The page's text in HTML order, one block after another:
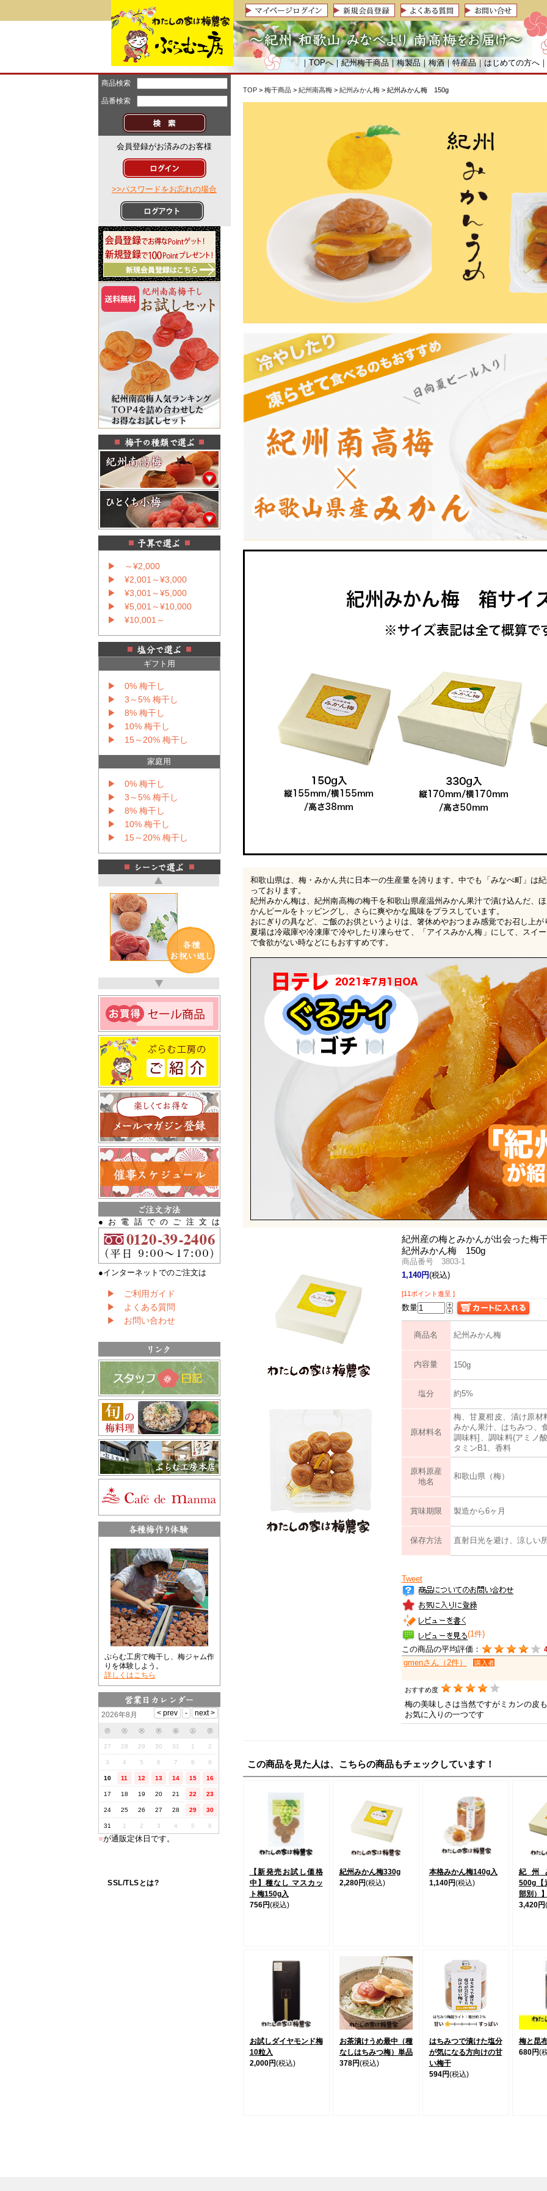
｜TOPへ｜紀州梅干商品 ｜梅製品｜ 梅酒｜ 特産品｜ はじめての方へ ｜
商品検索
品番検索
会員登録がお済みのお客様
>>パスワードをお忘れの場合
▶ ～¥2,000
▶ ¥2,001～¥3,000
▶ ¥3,001～¥5,000
▶ ¥5,001～¥10,000
▶ ¥10,001～
ギフト用
▶ 0% 梅干し
▶ 3～5% 梅干し
▶ 8% 梅干し
▶ 10% 梅干し
▶ 15～20% 梅干し
家庭用
▶ 0% 梅干し
▶ 3～5% 梅干し
▶ 8% 梅干し
▶ 10% 梅干し
▶ 15～20% 梅干し
●お電話でのご注文は
●インターネットでのご注文は
▶ ご利用ガイド
▶ よくある質問
▶ お問い合わせ
ぷらむ工房で梅干し、梅ジャム作
りを体験しよう。
詳しくはこちら
2026年8月
㊊ ㊋ ㊌ ㊍ ㊎ ㊏ ㊐
27 28 29 30 31 1 2
3 4 5 6 7 8 9
10 11 12 13 14 15 16
17 18 19 20 21 22 23
24 25 26 27 28 29 30
31 1 2 3 4 5 6
■が通販定休日です。
SSL/TLSとは?
TOP> 梅干商品> 紀州南高梅> 紀州みかん梅> 紀州みかん梅 150g
和歌山県は、梅・みかん共に日本一の生産量を誇ります。中でも「みなべ町」は
っております。
紀州みかん梅は、紀州南高梅の梅干を和歌山県産温州みかん果汁で漬け込んだ、
かんピールをトッピングし、さらに爽やかな風味をプラスしています。
おにぎりの具など、ご飯のお供というよりは、箸休めやおつまみ感覚でお召し上が
夏場は冷蔵庫や冷凍庫で冷やしたり凍らせて、「アイスみかん梅」にして、スイ
で食欲がない時などにもおすすめです。
紀州産の梅とみかんが出会った梅
紀州みかん梅 150g
商品番号 3803-1
1,140円(税込)
[11ポイント進呈 ]
数量
商品名 紀州みかん梅
内容量 150g
塩分 約5%
原材料名
梅、甘夏柑皮、漬け原
みかん果汁、はちみつ、
調味料]、調味料(アミノ
タミンB1、香料
原料原産
地名
和歌山県（梅）
賞味期限 製造から6ヶ月
保存方法 直射日光を避け、涼しい
Tweet
(1件)
この商品の平均評価：
gmenさん（2件） 購入者
おすすめ度
梅の美味しさは当然ですがミカンの皮
お気に入りの一つです
この商品を見た人は、こちらの商品もチェックしています！
【新発売お試し価格
中】種なし マスカッ
ト梅150g入
756円(税込)
紀州みかん梅330g
2,280円(税込)
本格みかん梅140g入
1,140円(税込)
紀州
500g【
部別）
3,420円
お試しダイヤモンド梅
10粒入
2,000円(税込)
お茶漬けうめ最中（種
なしはちみつ梅）単品
378円(税込)
はちみつで漬けた塩分
が気になる方向けの甘
い梅干
594円(税込)
梅と昆
680円(